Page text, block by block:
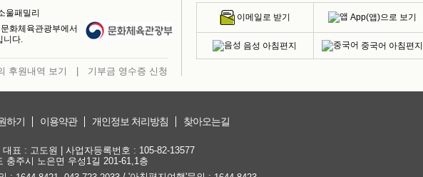
울패밀리
화체육관광부에서
니다.
후원내역 보기 기부금 영수증 신청
이메일로 받기 App(앱)으로 보기
음성 아침편지 중국어 아침편지
하기 이용약관 개인정보 처리방침 찾아오는길
표 : 고도원 | 사업자등록번호 : 105-82-13577
충주시 노은면 우성1길 201-61,1층